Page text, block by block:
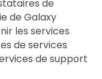
de
de Galaxy
les services
de services
de support